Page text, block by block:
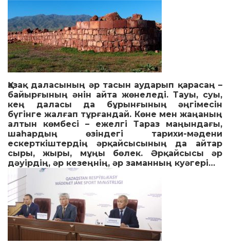
Қазақ даласының әр тасын аударып қарасаң –
байырғының әнін айта жөнеледі. Тауы, суы,
кең даласы да бұрынғының әңгімесін
бүгінге жалғап тұрғандай. Көне мен жаңаның
алтын көмбесі – ежелгі Тараз маңындағы,
шаһардың өзіндегі тарихи-мәдени
ескерткіштердің әрқайсысының да айтар
сыры, жыры, мұңы бөлек. Әрқайсысы әр
дәуірдің, әр кезеңнің, әр заманның куәгері…